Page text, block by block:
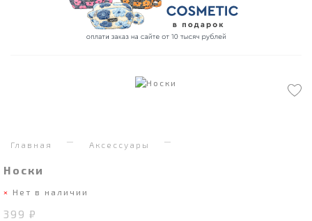
Главная Аксессуары
Носки
Нет в наличии
399 ₽